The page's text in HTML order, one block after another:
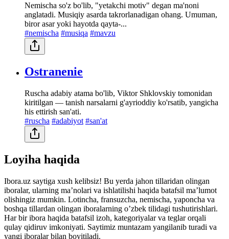
Nemischa so'z bo'lib, "yetakchi motiv" degan ma'noni
anglatadi. Musiqiy asarda takrorlanadigan ohang. Umuman,
biror asar yoki hayotda qayta-...
#nemischa #musiqa #mavzu
Ostranenie
Ruscha adabiy atama bo'lib, Viktor Shklovskiy tomonidan
kiritilgan — tanish narsalarni g'ayrioddiy ko'rsatib, yangicha
his ettirish san'ati.
#ruscha #adabiyot #san'at
Loyiha haqida
Ibora.uz saytiga xush kelibsiz! Bu yerda jahon tillaridan olingan
iboralar, ularning maʼnolari va ishlatilishi haqida batafsil maʼlumot
olishingiz mumkin. Lotincha, fransuzcha, nemischa, yaponcha va
boshqa tillardan olingan iboralarning oʼzbek tilidagi tushutirishlari.
Har bir ibora haqida batafsil izoh, kategoriyalar va teglar orqali
qulay qidiruv imkoniyati. Saytimiz muntazam yangilanib turadi va
yangi iboralar bilan boyitiladi.